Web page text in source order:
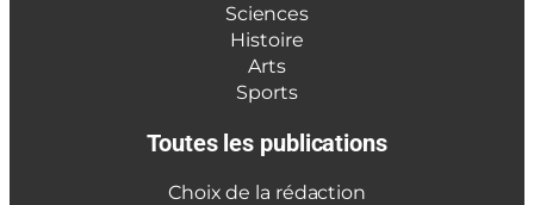
Sciences
Histoire
Arts
Sports
Toutes les publications
Choix de la rédaction